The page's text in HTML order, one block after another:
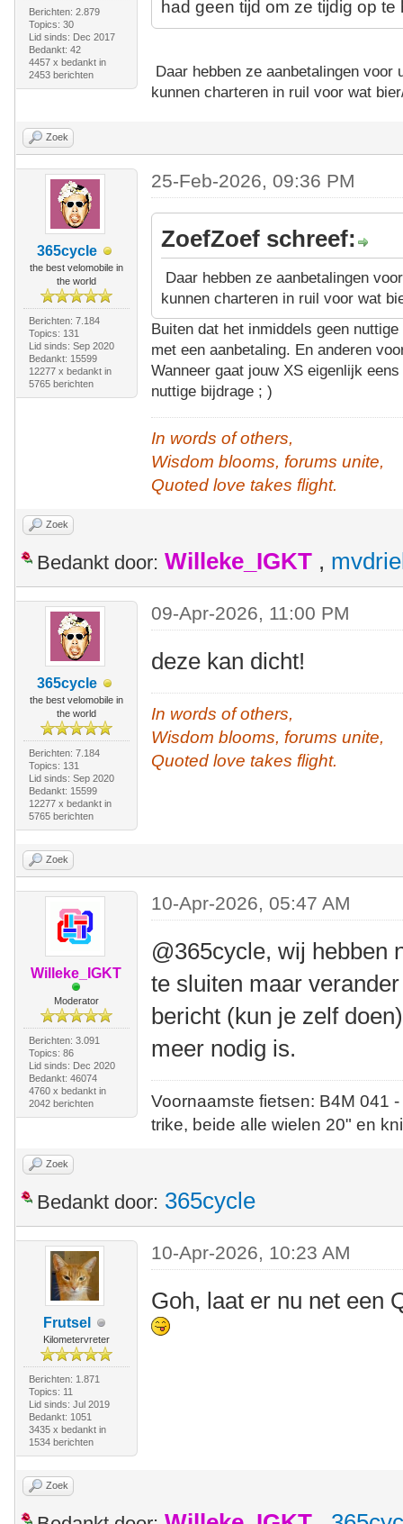
Berichten: 2.879
Topics: 30
Lid sinds: Dec 2017
Bedankt: 42
4457 x bedankt in
2453 berichten
had geen tijd om ze tijdig op te
Daar hebben ze aanbetalingen
kunnen charteren in ruil voor wat
Zoek
365cycle
the best velomobile in
the world
Berichten: 7.184
Topics: 131
Lid sinds: Sep 2020
Bedankt: 15599
12277 x bedankt in
5765 berichten
25-Feb-2026, 09:36 PM
ZoefZoef schreef:
Daar hebben ze aanbetalingen
kunnen charteren in ruil voor wat
Buiten dat het inmiddels geen
met een aanbetaling. En anderen
Wanneer gaat jouw XS eigenlijk
nuttige bijdrage ; )
In words of others,
Wisdom blooms, forums unite,
Quoted love takes flight.
Zoek
Bedankt door: Willeke_IGKT ,
365cycle
the best velomobile in
the world
Berichten: 7.184
Topics: 131
Lid sinds: Sep 2020
Bedankt: 15599
12277 x bedankt in
5765 berichten
09-Apr-2026, 11:00 PM
deze kan dicht!
In words of others,
Wisdom blooms, forums unite,
Quoted love takes flight.
Zoek
Willeke_IGKT
Moderator
Berichten: 3.091
Topics: 86
Lid sinds: Dec 2020
Bedankt: 46074
4760 x bedankt in
2042 berichten
10-Apr-2026, 05:47 AM
@365cycle, wij hebben
te sluiten maar
bericht (kun je zelf
meer nodig is.
Voornaamste fietsen: B4M
trike, beide alle wielen 20" en
Zoek
Bedankt door: 365cycle
Frutsel
Kilometervreter
Berichten: 1.871
Topics: 11
Lid sinds: Jul 2019
Bedankt: 1051
3435 x bedankt in
1534 berichten
10-Apr-2026, 10:23 AM
Goh, laat er nu net een
Zoek